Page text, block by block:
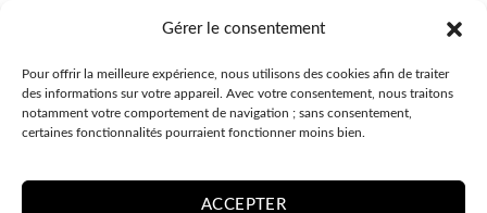
Gérer le consentement
Pour offrir la meilleure expérience, nous utilisons des cookies afin de traiter
des informations sur votre appareil. Avec votre consentement, nous traitons
notamment votre comportement de navigation ; sans consentement,
certaines fonctionnalités pourraient fonctionner moins bien.
ACCEPTER
Je n’ai pas reçu ma commande.
J’ai une autre question.
Contactez-nous